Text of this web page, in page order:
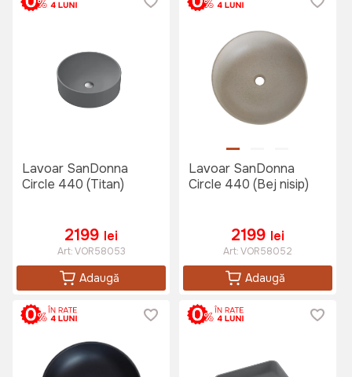
Lavoar SanDonna
Circle 440 (Titan)
2199 lei
Art:VOR58053
Adaugă
Lavoar SanDonna
Circle 440 (Bej nisip)
2199 lei
Art:VOR58052
Adaugă